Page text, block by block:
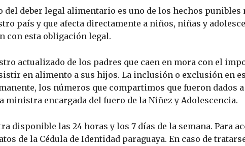
deber legal alimentario es uno de los hechos punibles
país y que afecta directamente a niños, niñas y
con esta obligación legal.
actualizado de los padres que caen en mora con el
en alimento a sus hijos. La inclusión o exclusión en
los números que compartimos que fueron dados
ministra encargada del fuero de la Niñez y Adolescencia.
disponible las 24 horas y los 7 días de la semana. Para
de la Cédula de Identidad paraguaya. En caso de